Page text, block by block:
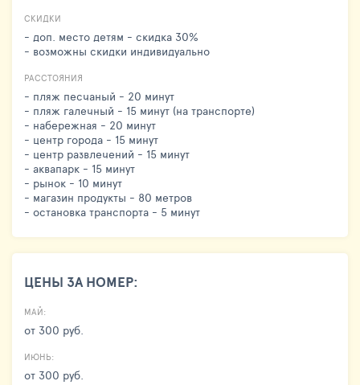
СКИДКИ
- доп. место детям - скидка 30%
- возможны скидки индивидуально
РАССТОЯНИЯ
- пляж песчаный - 20 минут
- пляж галечный - 15 минут (на транспорте)
- набережная - 20 минут
- центр города - 15 минут
- центр развлечений - 15 минут
- аквапарк - 15 минут
- рынок - 10 минут
- магазин продукты - 80 метров
- остановка транспорта - 5 минут
ЦЕНЫ ЗА НОМЕР:
МАЙ:
от 300 руб.
ИЮНЬ:
от 300 руб.